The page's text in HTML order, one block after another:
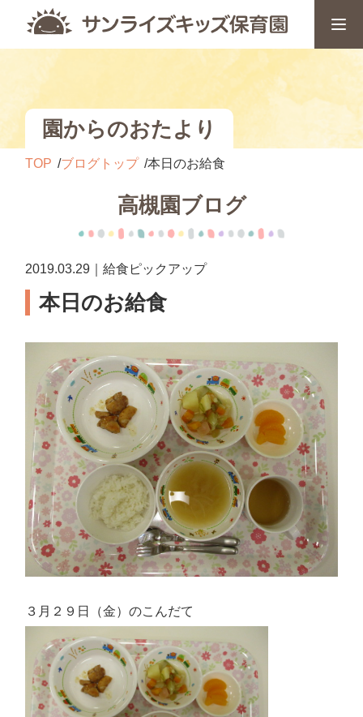
園からのおたより
TOP ブログトップ 本日のお給食
高槻園ブログ
2019.03.29｜給食ピックアップ
本日のお給食
３月２９日（金）のこんだて